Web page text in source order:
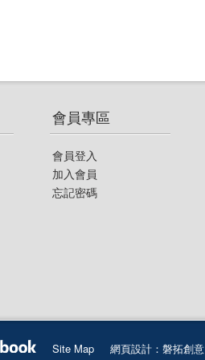
會員專區
會員登入
加入會員
忘記密碼
Site Map 網頁設計：磐拓創意